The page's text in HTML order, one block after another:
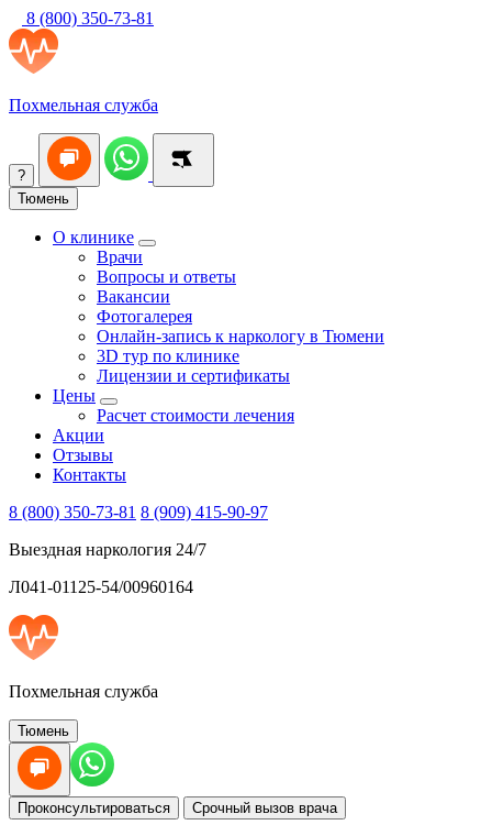
8 (800) 350-73-81
Похмельная служба
?
Тюмень
О клинике
Врачи
Вопросы и ответы
Вакансии
Фотогалерея
Онлайн-запись к наркологу в Тюмени
3D тур по клинике
Лицензии и сертификаты
Цены
Расчет стоимости лечения
Акции
Отзывы
Контакты
8 (800) 350-73-81 8 (909) 415-90-97
Выездная наркология 24/7
Л041-01125-54/00960164
Похмельная служба
Тюмень
Проконсультироваться Срочный вызов врача